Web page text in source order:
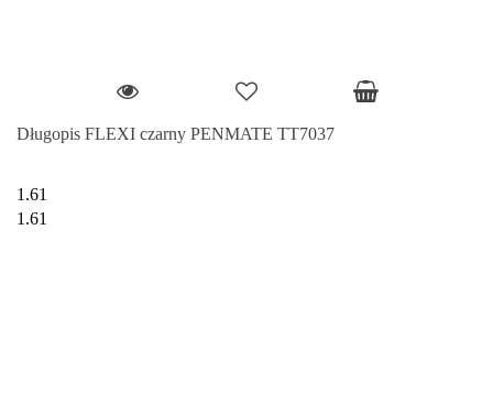
Długopis FLEXI czarny PENMATE TT7037
1.61
1.61